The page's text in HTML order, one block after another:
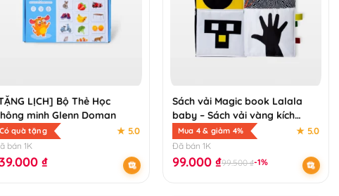
LỊCH] Bộ Thẻ Học
minh Glenn Doman
Có quà tặng ★ 5.0
bán 1K
₫
Sách vải Magic book Lalala
baby – Sách vải vàng kích
thích chuyển động mắt cho bé
Mua 4 & giảm 4% ★ 5.0
Đã bán 1K
99.000 ₫99.500₫-1%